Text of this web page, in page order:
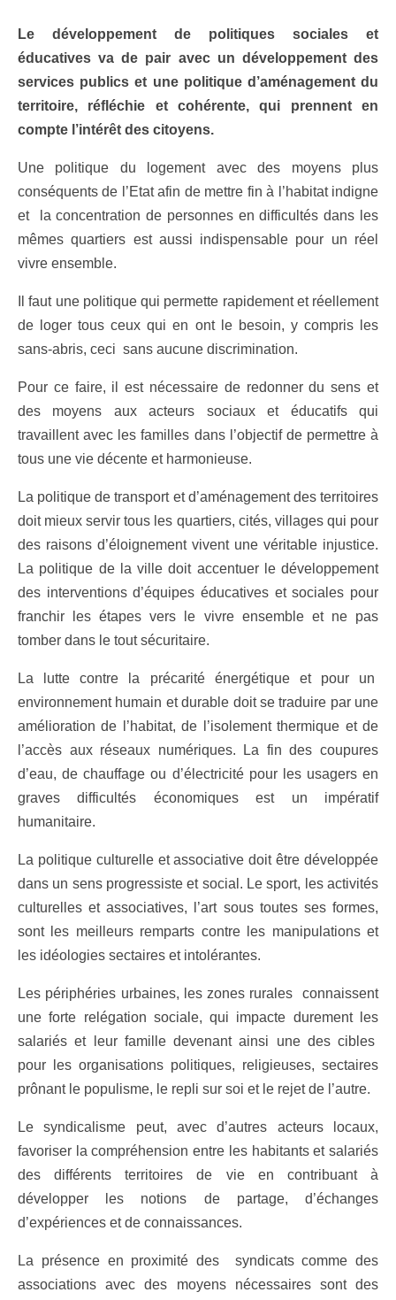
Le développement de politiques sociales et
éducatives va de pair avec un développement des
services publics et une politique d’aménagement du
territoire, réfléchie et cohérente, qui prennent en
compte l’intérêt des citoyens.
Une politique du logement avec des moyens plus
conséquents de l’Etat afin de mettre fin à l’habitat indigne
et la concentration de personnes en difficultés dans les
mêmes quartiers est aussi indispensable pour un réel
vivre ensemble.
Il faut une politique qui permette rapidement et réellement
de loger tous ceux qui en ont le besoin, y compris les
sans-abris, ceci sans aucune discrimination.
Pour ce faire, il est nécessaire de redonner du sens et
des moyens aux acteurs sociaux et éducatifs qui
travaillent avec les familles dans l’objectif de permettre à
tous une vie décente et harmonieuse.
La politique de transport et d’aménagement des territoires
doit mieux servir tous les quartiers, cités, villages qui pour
des raisons d’éloignement vivent une véritable injustice.
La politique de la ville doit accentuer le développement
des interventions d’équipes éducatives et sociales pour
franchir les étapes vers le vivre ensemble et ne pas
tomber dans le tout sécuritaire.
La lutte contre la précarité énergétique et pour un
environnement humain et durable doit se traduire par une
amélioration de l’habitat, de l’isolement thermique et de
l’accès aux réseaux numériques. La fin des coupures
d’eau, de chauffage ou d’électricité pour les usagers en
graves difficultés économiques est un impératif
humanitaire.
La politique culturelle et associative doit être développée
dans un sens progressiste et social. Le sport, les activités
culturelles et associatives, l’art sous toutes ses formes,
sont les meilleurs remparts contre les manipulations et
les idéologies sectaires et intolérantes.
Les périphéries urbaines, les zones rurales connaissent
une forte relégation sociale, qui impacte durement les
salariés et leur famille devenant ainsi une des cibles
pour les organisations politiques, religieuses, sectaires
prônant le populisme, le repli sur soi et le rejet de l’autre.
Le syndicalisme peut, avec d’autres acteurs locaux,
favoriser la compréhension entre les habitants et salariés
des différents territoires de vie en contribuant à
développer les notions de partage, d’échanges
d’expériences et de connaissances.
La présence en proximité des syndicats comme des
associations avec des moyens nécessaires sont des